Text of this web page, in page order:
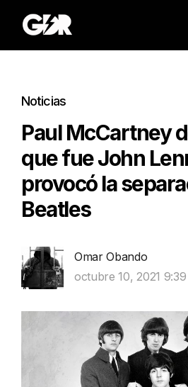
Noticias
Paul McCartney
que fue John
provocó la
Beatles
Omar Obando
octubre 10, 2021